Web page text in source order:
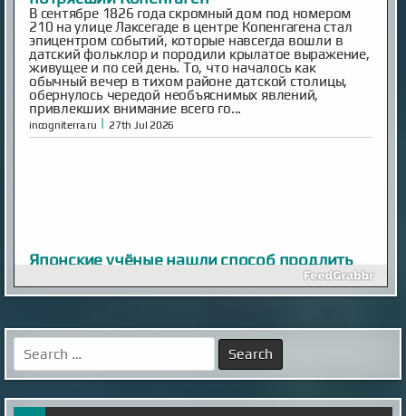
В сентябре 1826 года скромный дом под номером
210 на улице Лаксегаде в центре Копенгагена стал
эпицентром событий, которые навсегда вошли в
датский фольклор и породили крылатое выражение,
живущее и по сей день. То, что началось как
обычный вечер в тихом районе датской столицы,
обернулось чередой необъяснимых явлений,
привлекших внимание всего го...
incogniterra.ru | 27th Jul 2026
Японские учёные нашли способ продлить
Средняя продолжительность жизни домашних
хронических заболеваний. Особенно уязвимы
породистые животные.
esoreiter.ru
Search
for: